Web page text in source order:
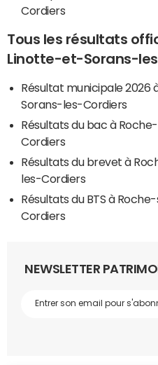
Cordiers
Tous les résultats
Linotte-et-Sorans-
Résultat municipale
Sorans-les-Cordiers
Résultats du bac à
Cordiers
Résultats du brevet à
les-Cordiers
Résultats du BTS à
Cordiers
NEWSLETTER